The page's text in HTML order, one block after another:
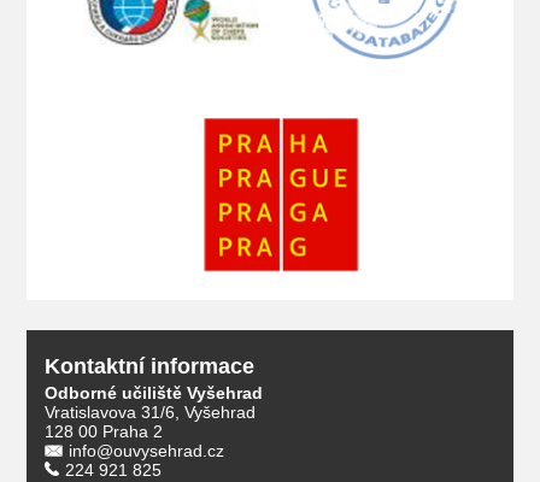
Kontaktní informace
Odborné učiliště Vyšehrad
Vratislavova 31/6, Vyšehrad
128 00 Praha 2
info@ouvysehrad.cz
224 921 825